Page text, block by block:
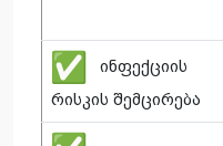
ინფექციის
რისკის შემცირება